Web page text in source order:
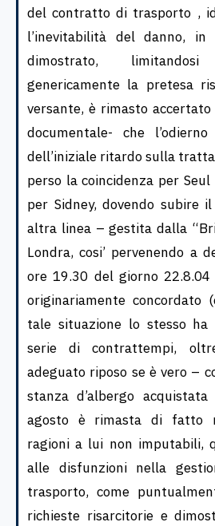
del contratto di trasporto ,
l’inevitabilità del danno,
dimostrato,
genericamente la pretesa
versante, è rimasto
documentale- che
dell’iniziale ritardo sulla
perso la coincidenza per
per Sidney, dovendo subire
altra linea – gestita dalla
Londra, cosi’ pervenendo a
ore 19.30 del giorno
originariamente concordato
tale situazione lo stesso ha
serie di contrattempi,
adeguato riposo se è vero –
stanza d’albergo
agosto è rimasta di fatto
ragioni a lui non imputabili,
alle disfunzioni nella
trasporto, come
richieste risarcitorie e